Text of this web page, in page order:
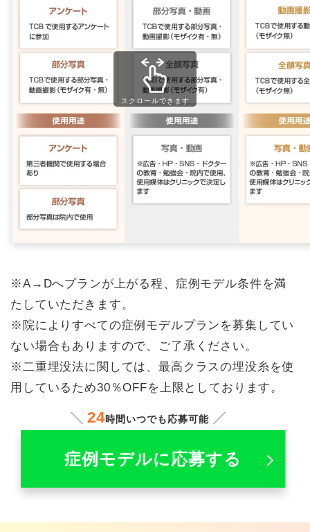
スクロールできます
※A→Dへプランが上がる程、症例モデル条件を満
たしていただきます。
※院によりすべての症例モデルプランを募集してい
ない場合もありますので、ご了承ください。
※二重埋没法に関しては、最高クラスの埋没糸を使
用しているため30％OFFを上限としております。
24時間いつでも応募可能
症例モデルに応募する